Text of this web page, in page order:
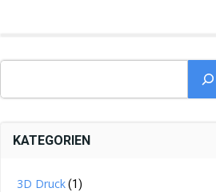
KATEGORIEN
3D Druck(1)